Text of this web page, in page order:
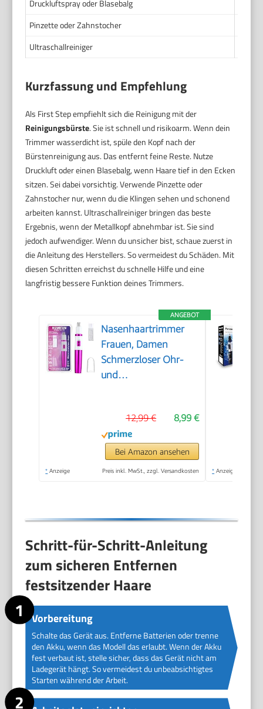
Druckluftspray oder Blasebalg
Pinzette oder Zahnstocher
Ultraschallreiniger
Kurzfassung und Empfehlung
Als First Step empfiehlt sich die Reinigung mit der
Reinigungsbürste. Sie ist schnell und risikoarm. Wenn dein
Trimmer wasserdicht ist, spüle den Kopf nach der
Bürstenreinigung aus. Das entfernt feine Reste. Nutze
Druckluft oder einen Blasebalg, wenn Haare tief in den Ecken
sitzen. Sei dabei vorsichtig. Verwende Pinzette oder
Zahnstocher nur, wenn du die Klingen sehen und schonend
arbeiten kannst. Ultraschallreiniger bringen das beste
Ergebnis, wenn der Metallkopf abnehmbar ist. Sie sind
jedoch aufwendiger. Wenn du unsicher bist, schaue zuerst in
die Anleitung des Herstellers. So vermeidest du Schäden. Mit
diesen Schritten erreichst du schnelle Hilfe und eine
langfristig bessere Funktion deines Trimmers.
ANGEBOT
Nasenhaartrimmer
Frauen, Damen
Schmerzloser Ohr-
und
Augenbrauen Gesicht
Ohr Haarschneider
Nasenhaarschneider
Professionell
8,99 €
12,99 €
Bei Amazon ansehen
* Anzeige Preis inkl. MwSt., zzgl. Versandkosten * Anzeige
Schritt-für-Schritt-Anleitung
zum sicheren Entfernen
festsitzender Haare
Vorbereitung
Schalte das Gerät aus. Entferne Batterien oder trenne
den Akku, wenn das Modell das erlaubt. Wenn der Akku
fest verbaut ist, stelle sicher, dass das Gerät nicht am
Ladegerät hängt. So vermeidest du unbeabsichtigtes
Starten während der Arbeit.